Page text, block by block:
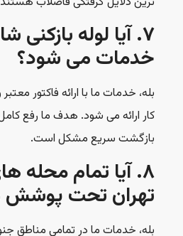
۷. آیا لوله
خدمات می شود؟
بله، خدمات ما با ارائه فاکتور
کار ارائه می شود. هدف ما رفع
بازگشت سریع مشکل است.
۸. آیا تمام محله
تهران تحت پوشش
بله، خدمات ما در تمامی مناطق